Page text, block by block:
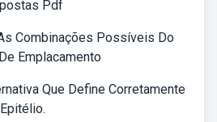
Pdf
Combinações Possíveis Do
Emplacamento
Que Define Corretamente